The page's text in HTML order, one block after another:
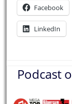
Facebook
LinkedIn
Podcast